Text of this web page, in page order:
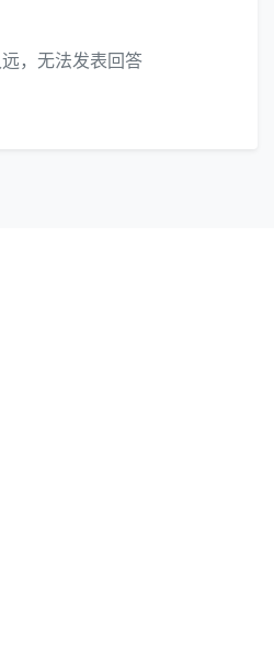
，无法发表回答